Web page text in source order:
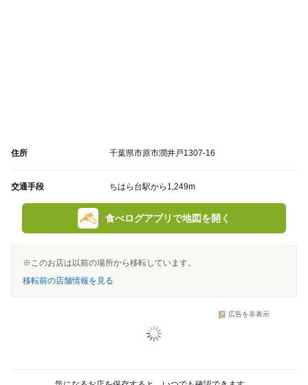
住所 千葉県市原市潤井戸1307-16
交通手段 ちはら台駅から1,249m
食べログアプリで地図を開く
※このお店は以前の場所から移転しています。
移転前の店舗情報を見る
広告を非表示